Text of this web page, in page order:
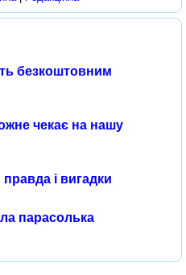
безкоштовним
чекає на нашу
і вигадки
парасолька